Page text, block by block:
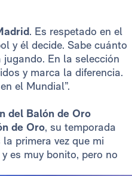
. Es respetado en el
y él decide. Sabe cuánto
En la selección
y marca la diferencia.
el Mundial”.
del Balón de Oro
de Oro, su temporada
primera vez que mi
es muy bonito, pero no